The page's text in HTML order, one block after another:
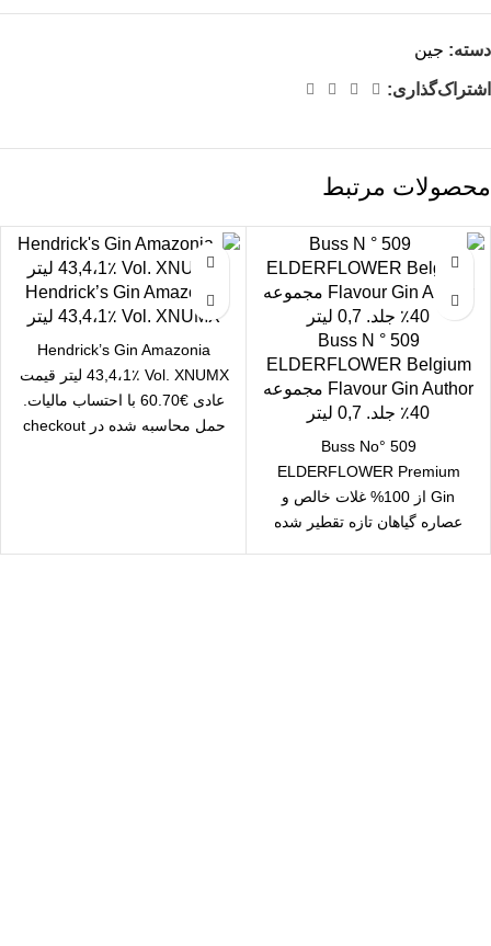
دسته: جین
اشتراک‌گذاری:
محصولات مرتبط
Buss N ° 509
ELDERFLOWER Belgium
Flavour Gin Author مجموعه
40٪ جلد. 0,7 لیتر
Buss No° 509
ELDERFLOWER Premium
Gin از 100% غلات خالص و
عصاره گیاهان تازه تقطیر شده
Hendrick’s Gin Amazonia
43,4،1٪ Vol. XNUMX لیتر
Hendrick’s Gin Amazonia
43,4،1٪ Vol. XNUMX لیتر قیمت
عادی €60.70 با احتساب مالیات.
حمل محاسبه شده در checkout